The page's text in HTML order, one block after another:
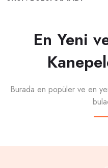
En Yeni
Burada en popüler ve en